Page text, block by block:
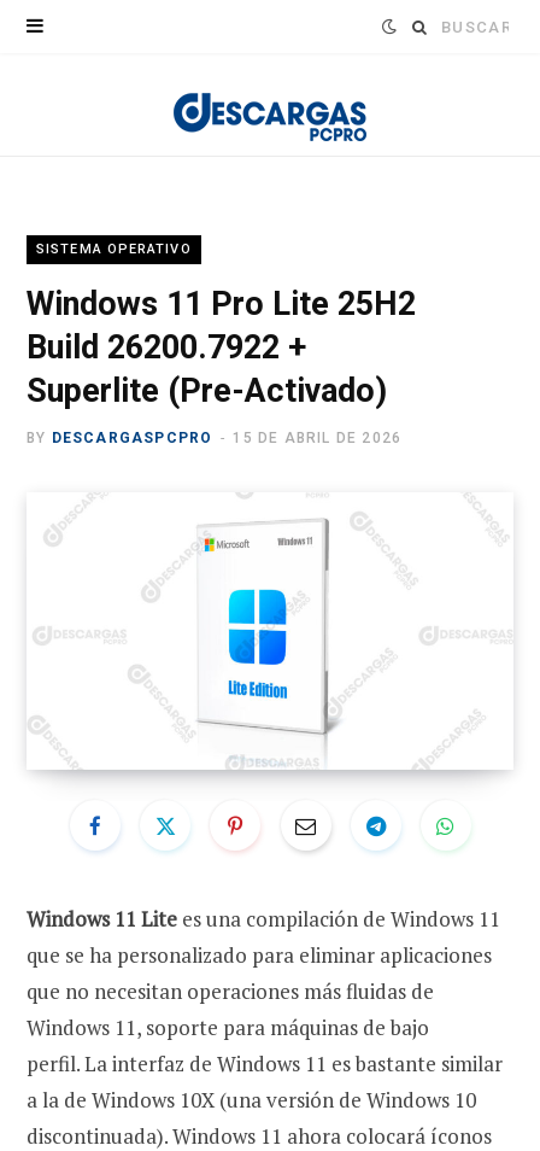
Buscar:
SISTEMA OPERATIVO
Windows 11 Pro Lite 25H2
Build 26200.7922 +
Superlite (Pre-Activado)
BY DESCARGASPCPRO 15 DE ABRIL DE 2026
Windows 11 Lite es una compilación de Windows 11
que se ha personalizado para eliminar aplicaciones
que no necesitan operaciones más fluidas de
Windows 11, soporte para máquinas de bajo
perfil. La interfaz de Windows 11 es bastante similar
a la de Windows 10X (una versión de Windows 10
discontinuada). Windows 11 ahora colocará íconos